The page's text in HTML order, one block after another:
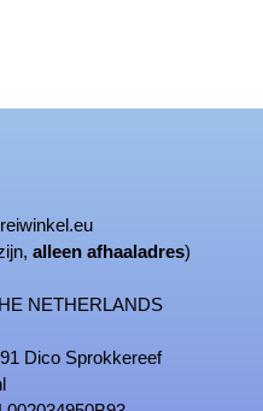
alleen afhaaladres)
NETHERLANDS
Dico Sprokkereef